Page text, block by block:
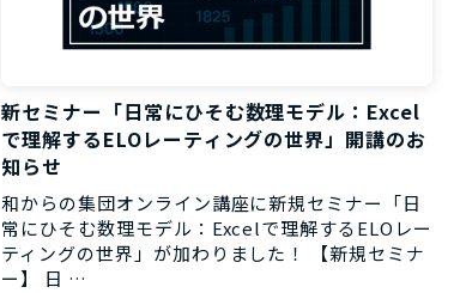
新セミナー「日常にひそむ数理モデル：Excel
で理解するELOレーティングの世界」開講のお
知らせ
和からの集団オンライン講座に新規セミナー「日
常にひそむ数理モデル：Excelで理解するELOレー
ティングの世界」が加わりました！ 【新規セミナ
ー】 日 …